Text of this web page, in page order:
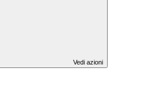
Vedi azioni